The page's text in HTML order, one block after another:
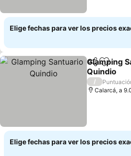
Elige fechas para ver los precios
Compartir
Glamping
Quindio
Ver precios
/
Calarcá, a
Elige fechas para ver los precios